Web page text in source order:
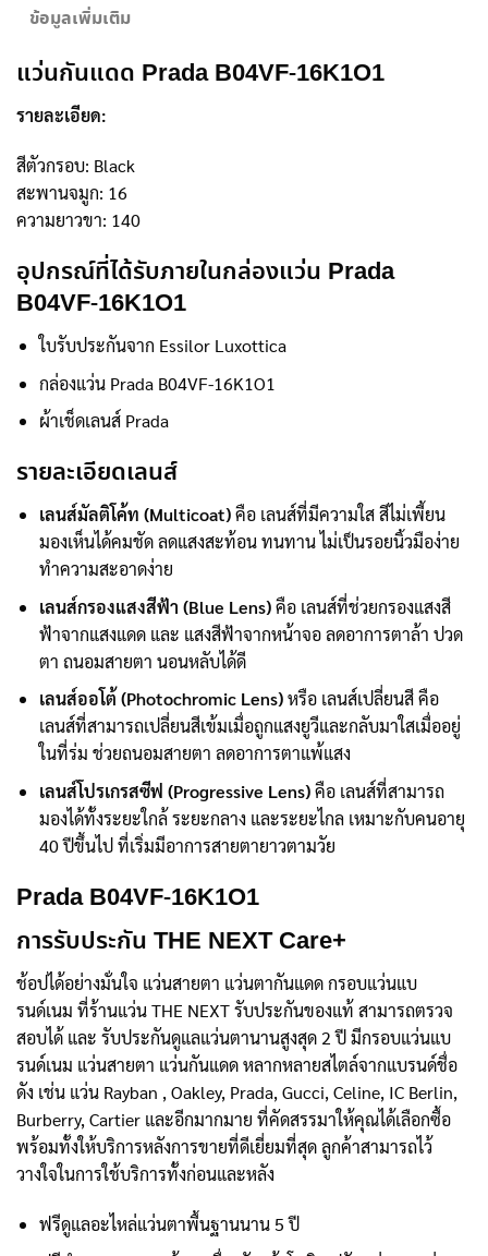
ข้อมูลเพิ่มเติม
แว่นกันแดด Prada B04VF-16K1O1
รายละเอียด:
สีตัวกรอบ: Black
สะพานจมูก: 16
ความยาวขา: 140
อุปกรณ์ที่ได้รับภายในกล่องแว่น Prada
B04VF-16K1O1
ใบรับประกันจาก Essilor Luxottica
กล่องแว่น Prada B04VF-16K1O1
ผ้าเช็ดเลนส์ Prada
รายละเอียดเลนส์
เลนส์มัลติโค้ท (Multicoat)คือ เลนส์ที่มีความใส สีไม่เพี้ยน
มองเห็นได้คมชัด ลดแสงสะท้อน ทนทาน ไม่เป็นรอยนิ้วมือง่าย
ทำความสะอาดง่าย
เลนส์กรองแสงสีฟ้า (Blue Lens)คือ เลนส์ที่ช่วยกรองแสงสี
ฟ้าจากแสงแดด และ แสงสีฟ้าจากหน้าจอ ลดอาการตาล้า ปวด
ตา ถนอมสายตา นอนหลับได้ดี
เลนส์ออโต้ (Photochromic Lens)หรือ เลนส์เปลี่ยนสี คือ
เลนส์ที่สามารถเปลี่ยนสีเข้มเมื่อถูกแสงยูวีและกลับมาใสเมื่ออยู่
ในที่ร่ม ช่วยถนอมสายตา ลดอาการตาแพ้แสง
เลนส์โปรเกรสซีฟ (Progressive Lens)คือ เลนส์ที่สามารถ
มองได้ทั้งระยะใกล้ ระยะกลาง และระยะไกล เหมาะกับคนอายุ
40 ปีขึ้นไป ที่เริ่มมีอาการสายตายาวตามวัย
Prada B04VF-16K1O1
การรับประกัน THE NEXT Care+
ช้อปได้อย่างมั่นใจ แว่นสายตา แว่นตากันแดด กรอบแว่นแบ
รนด์เนม ที่ร้านแว่น THE NEXT รับประกันของแท้ สามารถตรวจ
สอบได้ และ รับประกันดูแลแว่นตานานสูงสุด 2 ปี มีกรอบแว่นแบ
รนด์เนม แว่นสายตา แว่นกันแดด หลากหลายสไตล์จากแบรนด์ชื่อ
ดัง เช่น แว่น Rayban , Oakley, Prada, Gucci, Celine, IC Berlin,
Burberry, Cartier และอีกมากมาย ที่คัดสรรมาให้คุณได้เลือกซื้อ
พร้อมทั้งให้บริการหลังการขายที่ดีเยี่ยมที่สุด ลูกค้าสามารถไว้
วางใจในการใช้บริการทั้งก่อนและหลัง
ฟรีดูแลอะไหล่แว่นตาพื้นฐานนาน 5 ปี